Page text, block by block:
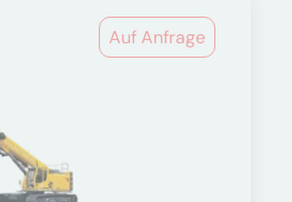
Auf Anfrage